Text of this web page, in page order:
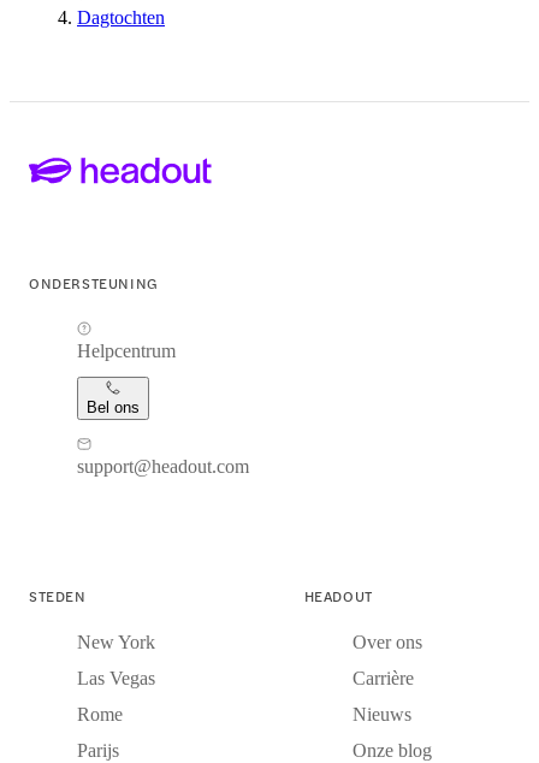
Dagtochten
ONDERSTEUNING
Helpcentrum
Bel ons
support@headout.com
STEDEN
New York
Las Vegas
Rome
Parijs
HEADOUT
Over ons
Carrière
Nieuws
Onze blog